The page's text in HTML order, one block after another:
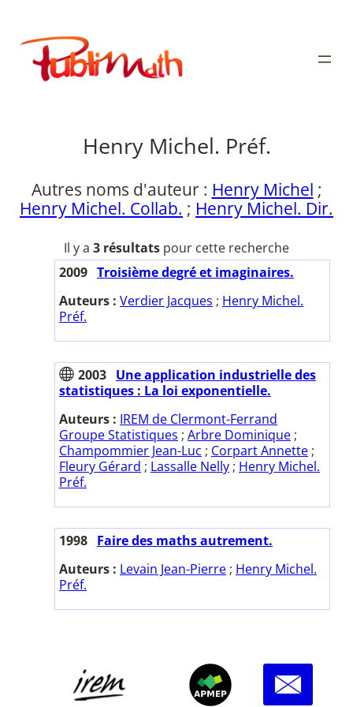
contenu
Publimath
Henry Michel. Préf.
Autres noms d'auteur : Henry Michel ;
Henry Michel. Collab. ; Henry Michel. Dir.
Il y a 3 résultats pour cette recherche
2009 Troisième degré et imaginaires.
Auteurs : Verdier Jacques ; Henry Michel.
Préf.
2003 Une application industrielle des
statistiques : La loi exponentielle.
Auteurs : IREM de Clermont-Ferrand
Groupe Statistiques ; Arbre Dominique ;
Champommier Jean-Luc ; Corpart Annette ;
Fleury Gérard ; Lassalle Nelly ; Henry Michel.
Préf.
1998 Faire des maths autrement.
Auteurs : Levain Jean-Pierre ; Henry Michel.
Préf.